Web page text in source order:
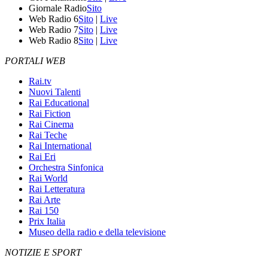
Giornale RadioSito
Web Radio 6Sito | Live
Web Radio 7Sito | Live
Web Radio 8Sito | Live
PORTALI WEB
Rai.tv
Nuovi Talenti
Rai Educational
Rai Fiction
Rai Cinema
Rai Teche
Rai International
Rai Eri
Orchestra Sinfonica
Rai World
Rai Letteratura
Rai Arte
Rai 150
Prix Italia
Museo della radio e della televisione
NOTIZIE E SPORT